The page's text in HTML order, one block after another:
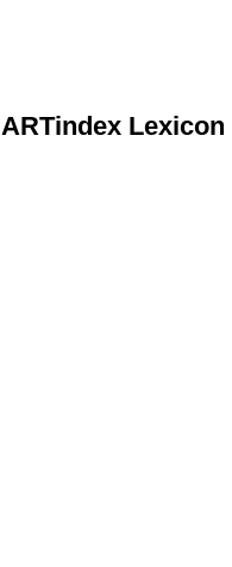
ARTindex Lexicon